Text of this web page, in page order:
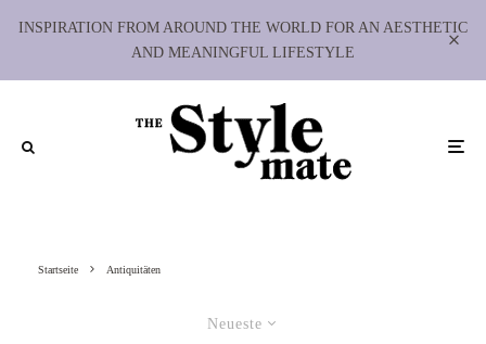
INSPIRATION FROM AROUND THE WORLD FOR AN AESTHETIC
AND MEANINGFUL LIFESTYLE
Startseite Antiquitäten
Neueste